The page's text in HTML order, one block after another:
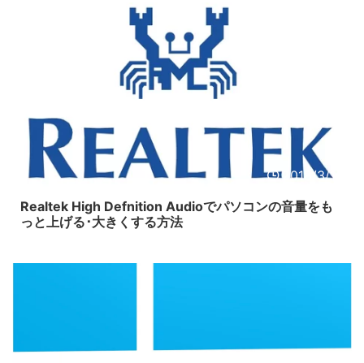
2018/3/16
Realtek High Defnition Audioでパソコンの音量をも
っと上げる･大きくする方法